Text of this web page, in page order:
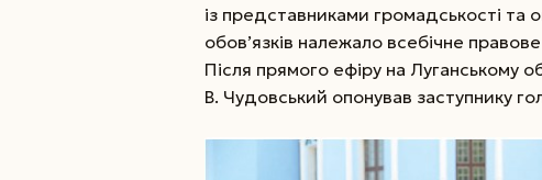
із представниками громадськості та
обов’язків належало всебічне
Після прямого ефіру на Луганському
В. Чудовський опонував заступнику